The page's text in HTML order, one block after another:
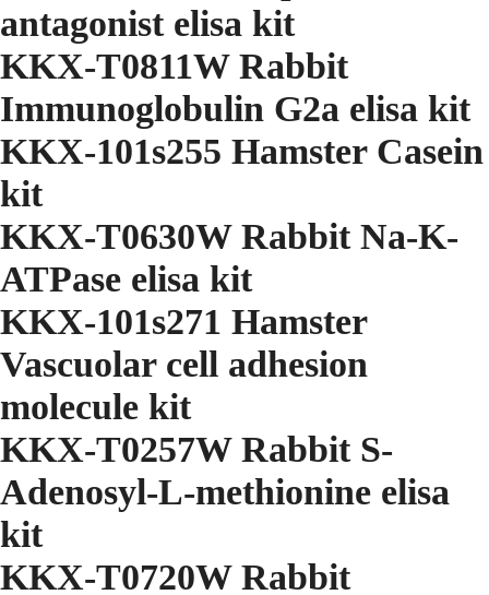
antagonist elisa kit
KKX-T0811W Rabbit
Immunoglobulin G2a elisa kit
KKX-101s255 Hamster Casein
kit
KKX-T0630W Rabbit Na-K-
ATPase elisa kit
KKX-101s271 Hamster
Vascuolar cell adhesion
molecule kit
KKX-T0257W Rabbit S-
Adenosyl-L-methionine elisa
kit
KKX-T0720W Rabbit